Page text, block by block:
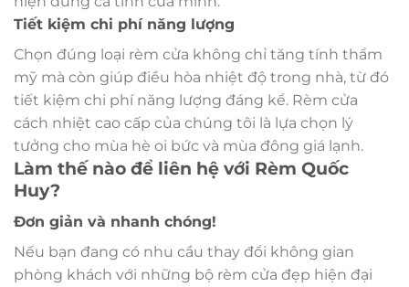
Tiết kiệm chi phí năng lượng
Chọn đúng loại rèm cửa không chỉ tăng tính thẩm
mỹ mà còn giúp điều hòa nhiệt độ trong nhà, từ đó
tiết kiệm chi phí năng lượng đáng kể. Rèm cửa
cách nhiệt cao cấp của chúng tôi là lựa chọn lý
tưởng cho mùa hè oi bức và mùa đông giá lạnh.
Làm thế nào để liên hệ với Rèm Quốc
Huy?
Đơn giản và nhanh chóng!
Nếu bạn đang có nhu cầu thay đổi không gian
phòng khách với những bộ rèm cửa đẹp hiện đại